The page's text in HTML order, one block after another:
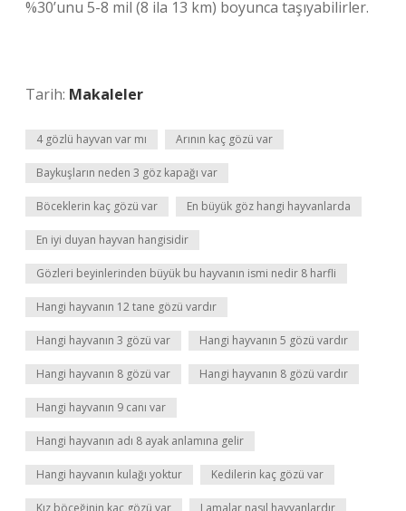
%30’unu 5-8 mil (8 ila 13 km) boyunca taşıyabilirler.
Tarih: Makaleler
4 gözlü hayvan var mı Arının kaç gözü var
Baykuşların neden 3 göz kapağı var
Böceklerin kaç gözü var En büyük göz hangi hayvanlarda
En iyi duyan hayvan hangisidir
Gözleri beyinlerinden büyük bu hayvanın ismi nedir 8 harfli
Hangi hayvanın 12 tane gözü vardır
Hangi hayvanın 3 gözü var Hangi hayvanın 5 gözü vardır
Hangi hayvanın 8 gözü var Hangi hayvanın 8 gözü vardır
Hangi hayvanın 9 canı var
Hangi hayvanın adı 8 ayak anlamına gelir
Hangi hayvanın kulağı yoktur Kedilerin kaç gözü var
Kız böceğinin kaç gözü var Lamalar nasıl hayvanlardır